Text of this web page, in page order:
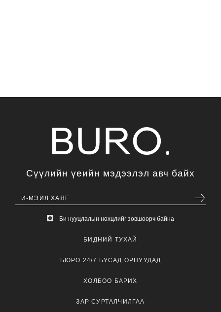
Сүүлийн үеийн мэдээлэл авч байх
Би нууцлалын нөхцлийг зөвшөөрч байна
БИДНИЙ ТУХАЙ
БЮРО 24/7 БУСАД ОРНУУДАД
ХОЛБОО БАРИХ
ЗАР СУРТАЛЧИЛГАА